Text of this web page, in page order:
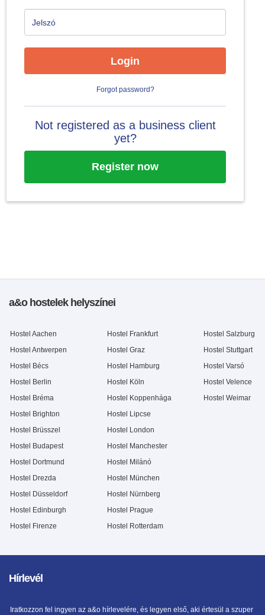
Login
Forgot password?
Not registered as a business client
yet?
Register now
a&o hostelek helyszínei
Hostel Aachen
Hostel Antwerpen
Hostel Bécs
Hostel Berlin
Hostel Bréma
Hostel Brighton
Hostel Brüsszel
Hostel Budapest
Hostel Dortmund
Hostel Drezda
Hostel Düsseldorf
Hostel Edinburgh
Hostel Firenze
Hostel Frankfurt
Hostel Graz
Hostel Hamburg
Hostel Köln
Hostel Koppenhága
Hostel Lipcse
Hostel London
Hostel Manchester
Hostel Milánó
Hostel München
Hostel Nürnberg
Hostel Prague
Hostel Rotterdam
Hostel Salzburg
Hostel Stuttgart
Hostel Varsó
Hostel Velence
Hostel Weimar
Hírlevél
Iratkozzon fel ingyen az a&o hírlevelére, és legyen első, aki értesül a szuper